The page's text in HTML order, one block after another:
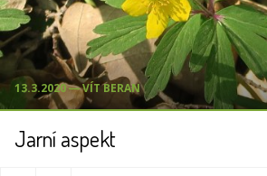
13.3.2020 ― VÍT BERAN
Jarní aspekt